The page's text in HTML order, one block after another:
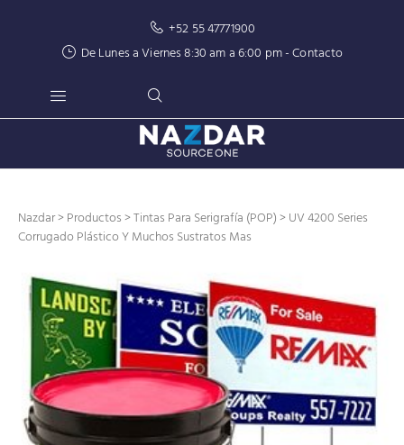
+52 55 47771900
De Lunes a Viernes 8:30 am a 6:00 pm -Contacto
Nazdar>Productos>Tintas Para Serigrafía (POP)> UV 4200 Series
Corrugado Plástico Y Muchos Sustratos Mas